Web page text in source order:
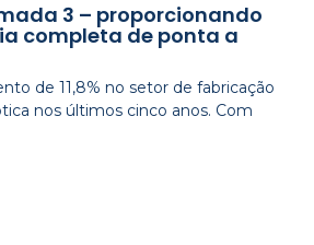
3 – proporcionando
completa de ponta a
de 11,8% no setor de fabricação
nos últimos cinco anos. Com